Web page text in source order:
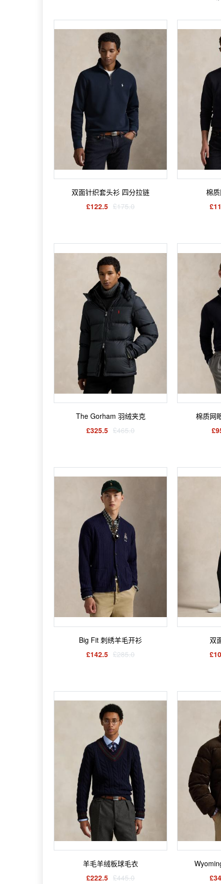
双面针织套头衫 四分拉链
£122.5 £175.0
棉
The Gorham 羽绒夹克
£325.5 £465.0
棉质网
Big Fit 刺绣羊毛开衫
£142.5 £285.0
双
羊毛羊绒板球毛衣
£222.5 £445.0